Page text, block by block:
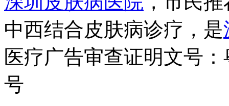
中西结合皮肤病诊疗，是
医疗广告审查证明文号
号